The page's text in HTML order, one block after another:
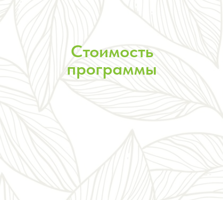
Стоимость
программы